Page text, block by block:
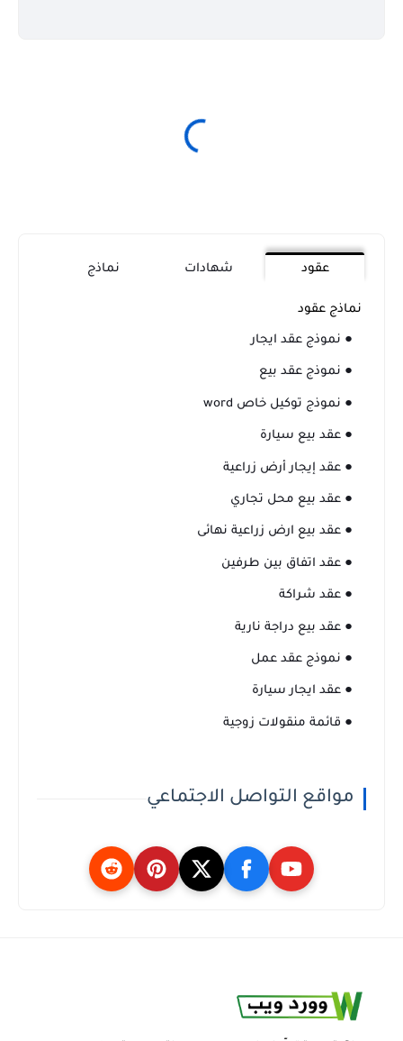
عقود شهادات نماذج
نماذج عقود
● نموذج عقد ايجار
● نموذج عقد بيع
● نموذج توكيل خاص word
● عقد بيع سيارة
● عقد إيجار أرض زراعية
● عقد بيع محل تجاري
● عقد بيع ارض زراعية نهائى
● عقد اتفاق بين طرفين
● عقد شراكة
● عقد بيع دراجة نارية
● نموذج عقد عمل
● عقد ايجار سيارة
● قائمة منقولات زوجية
مواقع التواصل الاجتماعي